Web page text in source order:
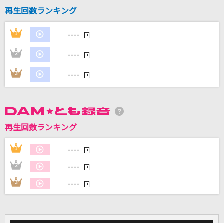
ささやかなレジスタンス
荻野目洋子
未来の破片
ASIAN KUNG-FU GENERATION
DREAMS COME TRUE
ミックスナッツ
Official髭男dism
再生回数ランキング
1 ---- 回 ----
2 ---- 回 ----
3 ---- 回 ----
再生回数ランキング
1 ---- 回 ----
2 ---- 回 ----
3 ---- 回 ----